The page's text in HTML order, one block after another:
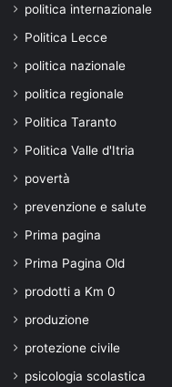
politica internazionale
Politica Lecce
politica nazionale
politica regionale
Politica Taranto
Politica Valle d'Itria
povertà
prevenzione e salute
Prima pagina
Prima Pagina Old
prodotti a Km 0
produzione
protezione civile
psicologia scolastica